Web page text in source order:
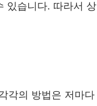
있습니다. 따라서 상
각의 방법은 저마다